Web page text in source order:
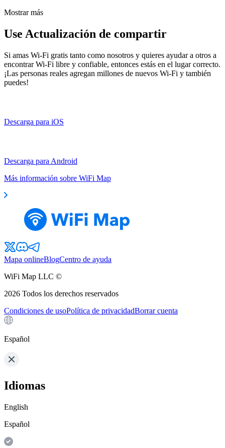
Mostrar más
Use Actualización de compartir
Si amas Wi-Fi gratis tanto como nosotros y quieres ayudar a otros a
encontrar Wi-Fi libre y confiable, entonces estás en el lugar correcto.
¡Las personas reales agregan millones de nuevos Wi-Fi y también
puedes!
Descarga para iOS
Descarga para Android
Más información sobre WiFi Map
Mapa onlineBlogCentro de ayuda
WiFi Map LLC ©
2026 Todos los derechos reservados
Condiciones de usoPolítica de privacidadBorrar cuenta
Español
Idiomas
English
Español